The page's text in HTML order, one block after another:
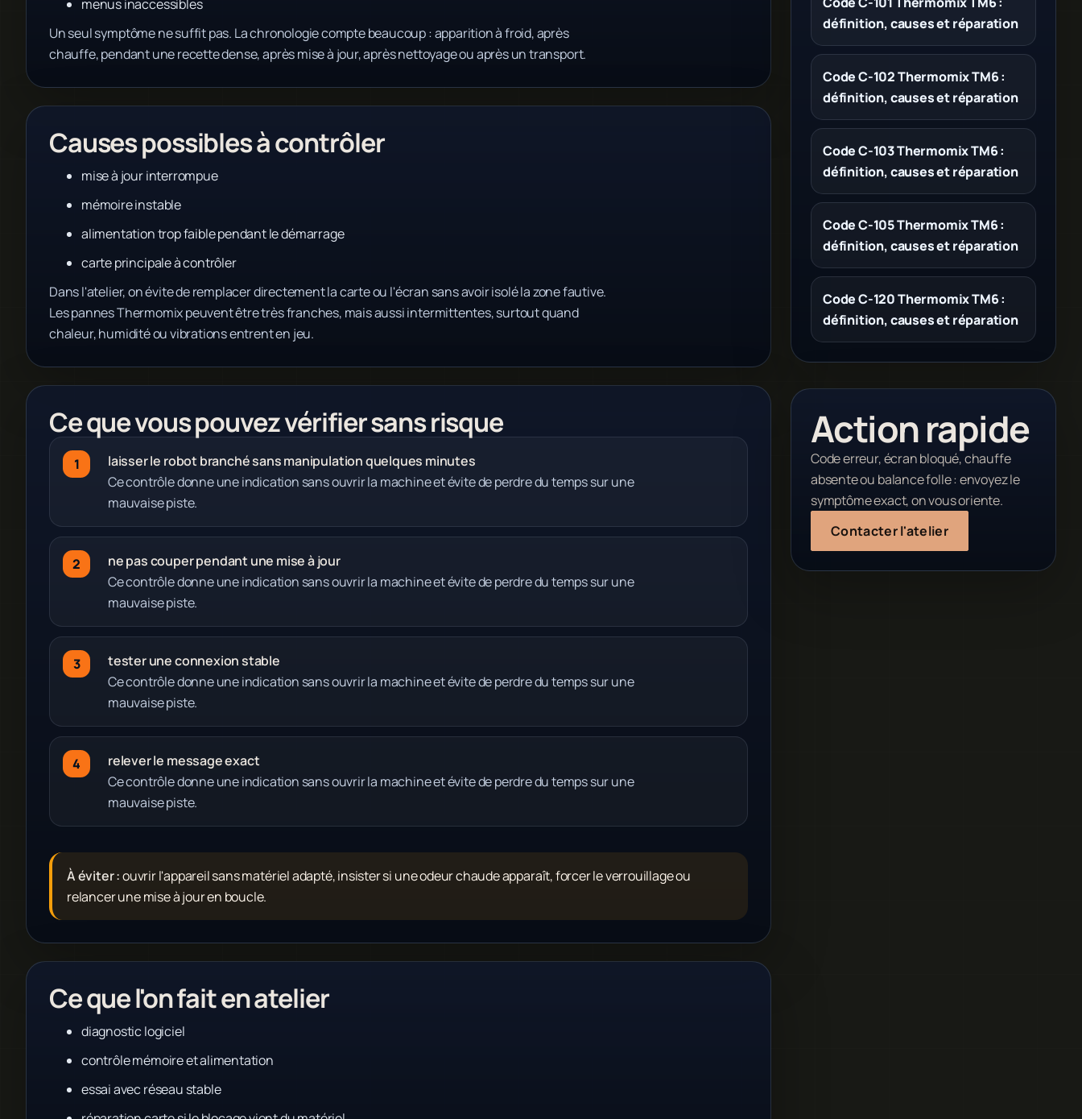
menus inaccessibles
Un seul symptôme ne suffit pas. La chronologie compte beaucoup : apparition à froid, après
chauffe, pendant une recette dense, après mise à jour, après nettoyage ou après un transport.
Causes possibles à contrôler
mise à jour interrompue
mémoire instable
alimentation trop faible pendant le démarrage
carte principale à contrôler
Dans l'atelier, on évite de remplacer directement la carte ou l'écran sans avoir isolé la zone fautive.
Les pannes Thermomix peuvent être très franches, mais aussi intermittentes, surtout quand
chaleur, humidité ou vibrations entrent en jeu.
Ce que vous pouvez vérifier sans risque
laisser le robot branché sans manipulation quelques minutes
Ce contrôle donne une indication sans ouvrir la machine et évite de perdre du temps sur une
mauvaise piste.
ne pas couper pendant une mise à jour
Ce contrôle donne une indication sans ouvrir la machine et évite de perdre du temps sur une
mauvaise piste.
tester une connexion stable
Ce contrôle donne une indication sans ouvrir la machine et évite de perdre du temps sur une
mauvaise piste.
relever le message exact
Ce contrôle donne une indication sans ouvrir la machine et évite de perdre du temps sur une
mauvaise piste.
À éviter :ouvrir l'appareil sans matériel adapté, insister si une odeur chaude apparaît, forcer le verrouillage ou
relancer une mise à jour en boucle.
Ce que l'on fait en atelier
diagnostic logiciel
contrôle mémoire et alimentation
essai avec réseau stable
définition, causes et réparation
Code C-102 Thermomix TM6 :
définition, causes et réparation
Code C-103 Thermomix TM6 :
définition, causes et réparation
Code C-105 Thermomix TM6 :
définition, causes et réparation
Code C-120 Thermomix TM6 :
définition, causes et réparation
Action rapide
Code erreur, écran bloqué, chauffe
absente ou balance folle : envoyez le
symptôme exact, on vous oriente.
Contacter l'atelier